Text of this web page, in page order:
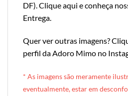
DF).Clique aqui e conheça
Entrega.
Quer ver outras imagens?
perfil da Adoro Mimo no
* As imagens são meramente
eventualmente, estar em